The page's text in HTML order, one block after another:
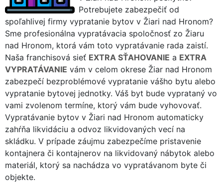
Potrebujete zabezpečiť od
spoľahlivej firmy vypratanie bytov v Žiari nad Hronom?
Sme profesionálna vypratávacia spoločnosť zo Žiaru
nad Hronom, ktorá vám toto vypratávanie rada zaistí.
Naša franchisová sieť EXTRA SŤAHOVANIE a EXTRA
VYPRATÁVANIE vám v celom okrese Žiar nad Hronom
zabezpečí bezproblémové vypratanie vášho bytu alebo
vypratanie bytovej jednotky. Váš byt bude vyprataný vo
vami zvolenom termíne, ktorý vám bude vyhovovať.
Vypratávanie bytov v Žiari nad Hronom automaticky
zahŕňa likvidáciu a odvoz likvidovaných vecí na
skládku. V prípade záujmu zabezpečíme pristavenie
kontajnera či kontajnerov na likvidovaný nábytok alebo
materiál, ktorý sa nachádza vo vypratávanom byte či
objekte.